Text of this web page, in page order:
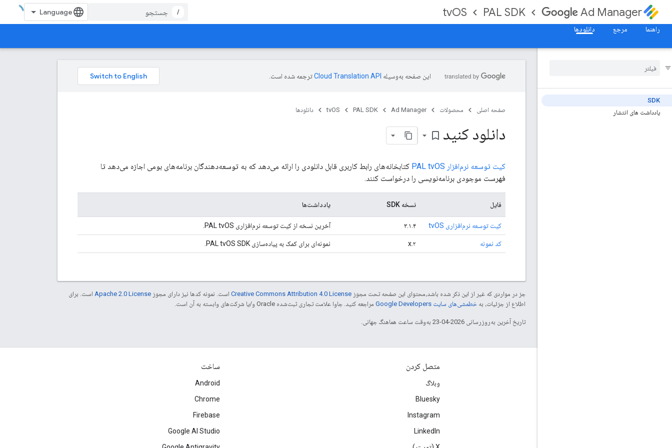
Ad Manager
PAL SDK
tvOS
/
راهنما
مرجع دانلودها
SDK
یادداشت های انتشار
این صفحه به‌وسیله ترجمه شده است.
صفحه اصلی محصولات Ad Manager
PAL SDK
tvOS دانلودها
دانلود کنید bookmark_border
کیت توسعه نرم‌افزار PAL tvOS
کتابخانه‌های رابط کاربری قابل دانلودی را ارائه می‌دهد که به توسعه‌دهندگان برنامه‌های بومی اجازه می‌دهد تا
فهرست موجودی برنامه‌نویسی را درخواست کنند.
فایل نسخه SDK یادداشت‌ها
کیت توسعه نرم‌افزاری tvOS ۳.۱.۴ آخرین نسخه از کیت توسعه نرم‌افزاری PAL tvOS.
کد نمونه ۲.x نمونه‌ای برای کمک به پیاده‌سازی PAL tvOS SDK.
جز در مواردی که غیر از این ذکر شده باشد،‌محتوای این صفحه تحت مجوز Creative Commons Attribution 4.0 License است. نمونه کدها نیز دارای مجوز Apache 2.0 License است. برای
اطلاع از جزئیات، به خطمشی‌های سایت Google Developers‏ مراجعه کنید. جاوا علامت تجاری ثبت‌شده Oracle و/یا شرکت‌های وابسته به آن است.
تاریخ آخرین به‌روزرسانی 2026-04-23 به‌وقت ساعت هماهنگ جهانی.
متصل کردن
وبلاگ
Bluesky
Instagram
LinkedIn
ساخت
Android
Chrome
Firebase
Google AI Studio